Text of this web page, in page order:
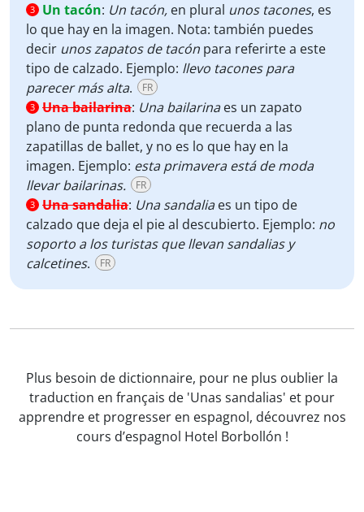
3 Un tacón: Un tacón, en plural unos tacones, es
lo que hay en la imagen. Nota: también puedes
decir unos zapatos de tacón para referirte a este
tipo de calzado. Ejemplo: llevo tacones para
parecer más alta. FR
3 Una bailarina: Una bailarinaes un zapato
plano de punta redonda que recuerda a las
zapatillas de ballet, y no es lo que hay en la
imagen. Ejemplo: esta primavera está de moda
llevar bailarinas.
FR
3 Una sandalia: Una sandaliaes un tipo de
calzado que deja el pie al descubierto. Ejemplo: no
soporto a los turistas que llevan sandalias y
calcetines. FR
Plus besoin de dictionnaire, pour ne plus oublier la
traduction en français de 'Unas sandalias' et pour
apprendre et progresser en espagnol, découvrez nos
cours d’espagnol Hotel Borbollón !